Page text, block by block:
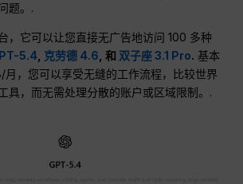
题。.
，它可以让您直接无广告地访问 100 多种
5.4, 克劳德 4.6, 和 双子座 3.1 Pro. 基本
，您可以享受无缝的工作流程，比较世界
具，而无需处理分散的账户或区域限制。.